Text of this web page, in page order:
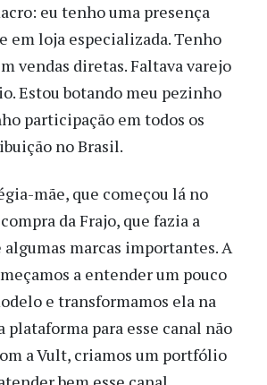
eu tenho uma presença
em loja especializada. Tenho
vendas diretas. Faltava varejo
Estou botando meu pezinho
participação em todos os
no Brasil.
mãe, que começou lá no
da Frajo, que fazia a
marcas importantes. A
a entender um pouco
e transformamos ela na
plataforma para esse canal não
a Vult, criamos um portfólio